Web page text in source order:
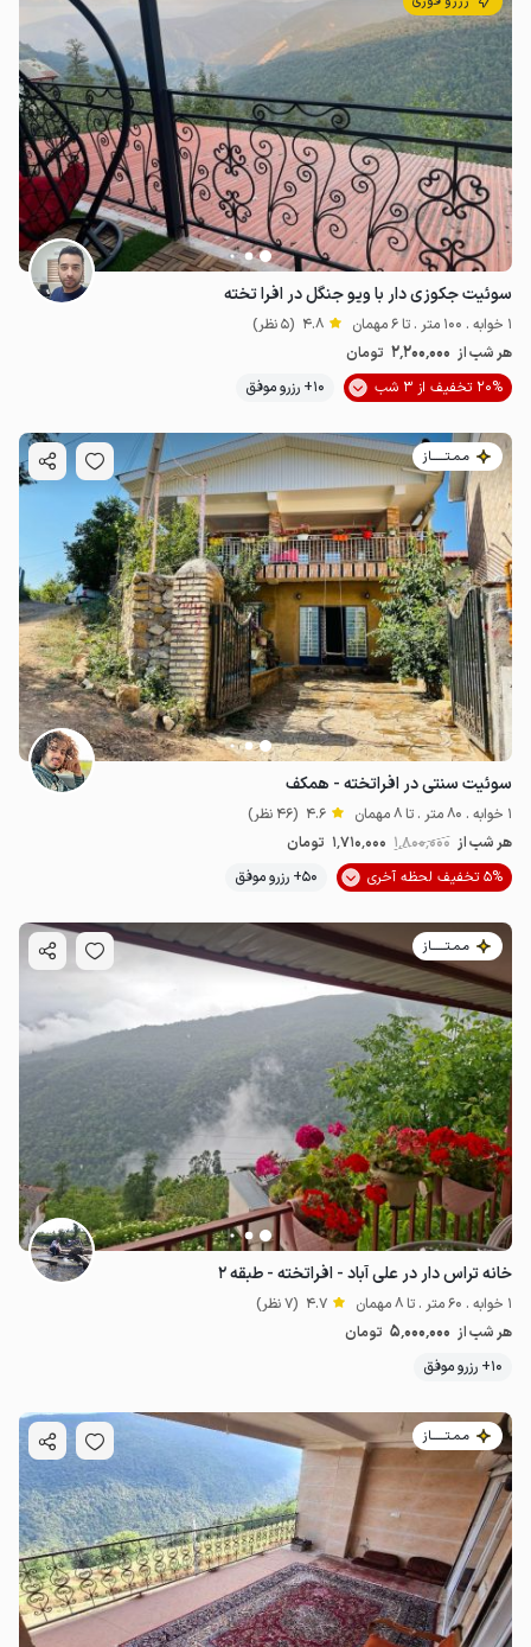
2.5میلیون ت 4.7
سوئیت جکوزی دار با ویو جنگل در افرا تخته
1 خوابه . 100 متر . تا 6 مهمان 4.8 (5 نظر)
هر شب از 2٬200٬000 تومان
20% تخفیف از 3 شب
10+ رزرو موفق
مـمـتــــــاز
سوئیت سنتی در افراتخته - همکف
1 خوابه . 80 متر . تا 8 مهمان 4.6 (46 نظر)
هر شب از 1٬800٬000 1٬710٬000 تومان
5% تخفیف لحظه آخری
50+ رزرو موفق
مـمـتــــــاز
خانه تراس دار در علی آباد - افراتخته - طبقه ۲
1 خوابه . 60 متر . تا 8 مهمان 4.7 (7 نظر)
هر شب از 5٬000٬000 تومان
10+ رزرو موفق
مـمـتــــــاز